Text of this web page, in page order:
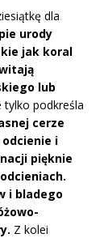
dla
urody
jak koral
lub
tylko podkreśla
cerze
i
pięknie
i bladego
Z kolei